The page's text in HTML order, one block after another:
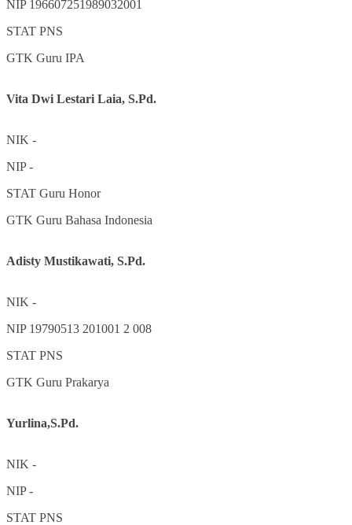
NIP 196607251989032001
STAT PNS
GTK Guru IPA
Vita Dwi Lestari Laia, S.Pd.
NIK -
NIP-
STAT Guru Honor
GTK Guru Bahasa Indonesia
Adisty Mustikawati, S.Pd.
NIK -
NIP 19790513 201001 2 008
STAT PNS
GTK Guru Prakarya
Yurlina,S.Pd.
NIK -
NIP-
STAT PNS